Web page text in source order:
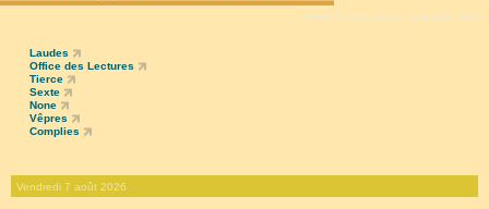
Publié le mercredi 1er septembre 2010
Laudes
Office des Lectures
Tierce
Sexte
None
Vêpres
Complies
Vendredi 7 août 2026